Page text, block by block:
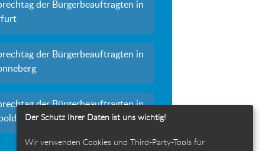
der Bürgerbeauftragten in
der Bürgerbeauftragten in
der Bürgerbeauftragten in
Der Schutz Ihrer Daten ist uns wichtig!
Wir verwenden Cookies und Third-Party-Tools für